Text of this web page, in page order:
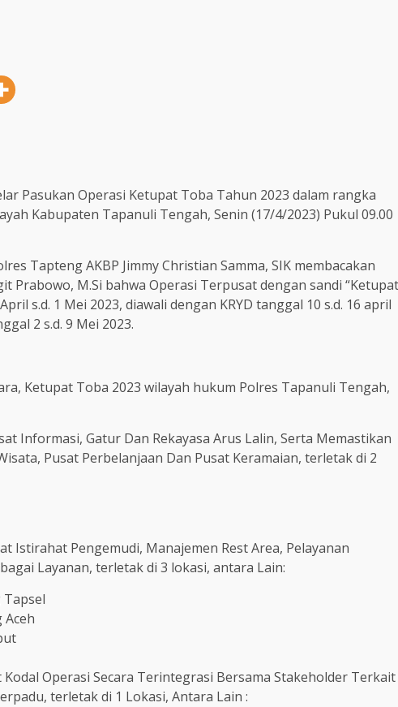
Pasukan Operasi Ketupat Toba Tahun 2023 dalam rangka
Kabupaten Tapanuli Tengah, Senin (17/4/2023) Pukul 09.00
Tapteng AKBP Jimmy Christian Samma, SIK membacakan
Prabowo, M.Si bahwa Operasi Terpusat dengan sandi “Ketupat
s.d. 1 Mei 2023, diawali dengan KRYD tanggal 10 s.d. 16 april
2 s.d. 9 Mei 2023.
Ketupat Toba 2023 wilayah hukum Polres Tapanuli Tengah,
Informasi, Gatur Dan Rekayasa Arus Lalin, Serta Memastikan
Pusat Perbelanjaan Dan Pusat Keramaian, terletak di 2
Istirahat Pengemudi, Manajemen Rest Area, Pelayanan
Layanan, terletak di 3 lokasi, antara Lain:
Tapsel
Aceh
Operasi Secara Terintegrasi Bersama Stakeholder Terkait
terletak di 1 Lokasi, Antara Lain :